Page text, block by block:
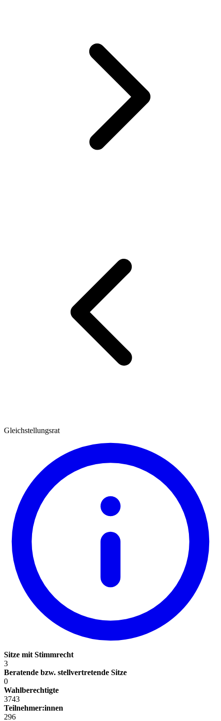
Gleichstellungsrat
Sitze mit Stimmrecht
3
Beratende bzw. stellvertretende Sitze
0
Wahlberechtigte
3743
Teilnehmer:innen
296